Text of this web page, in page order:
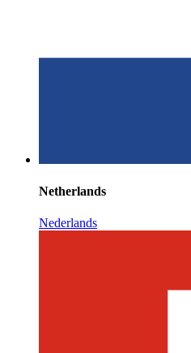
Netherlands
Nederlands